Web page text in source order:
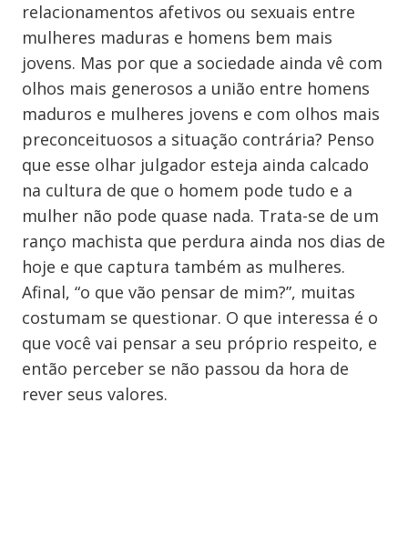
relacionamentos afetivos ou sexuais entre
mulheres maduras e homens bem mais
jovens. Mas por que a sociedade ainda vê com
olhos mais generosos a união entre homens
maduros e mulheres jovens e com olhos mais
preconceituosos a situação contrária? Penso
que esse olhar julgador esteja ainda calcado
na cultura de que o homem pode tudo e a
mulher não pode quase nada. Trata-se de um
ranço machista que perdura ainda nos dias de
hoje e que captura também as mulheres.
Afinal, “o que vão pensar de mim?”, muitas
costumam se questionar. O que interessa é o
que você vai pensar a seu próprio respeito, e
então perceber se não passou da hora de
rever seus valores.